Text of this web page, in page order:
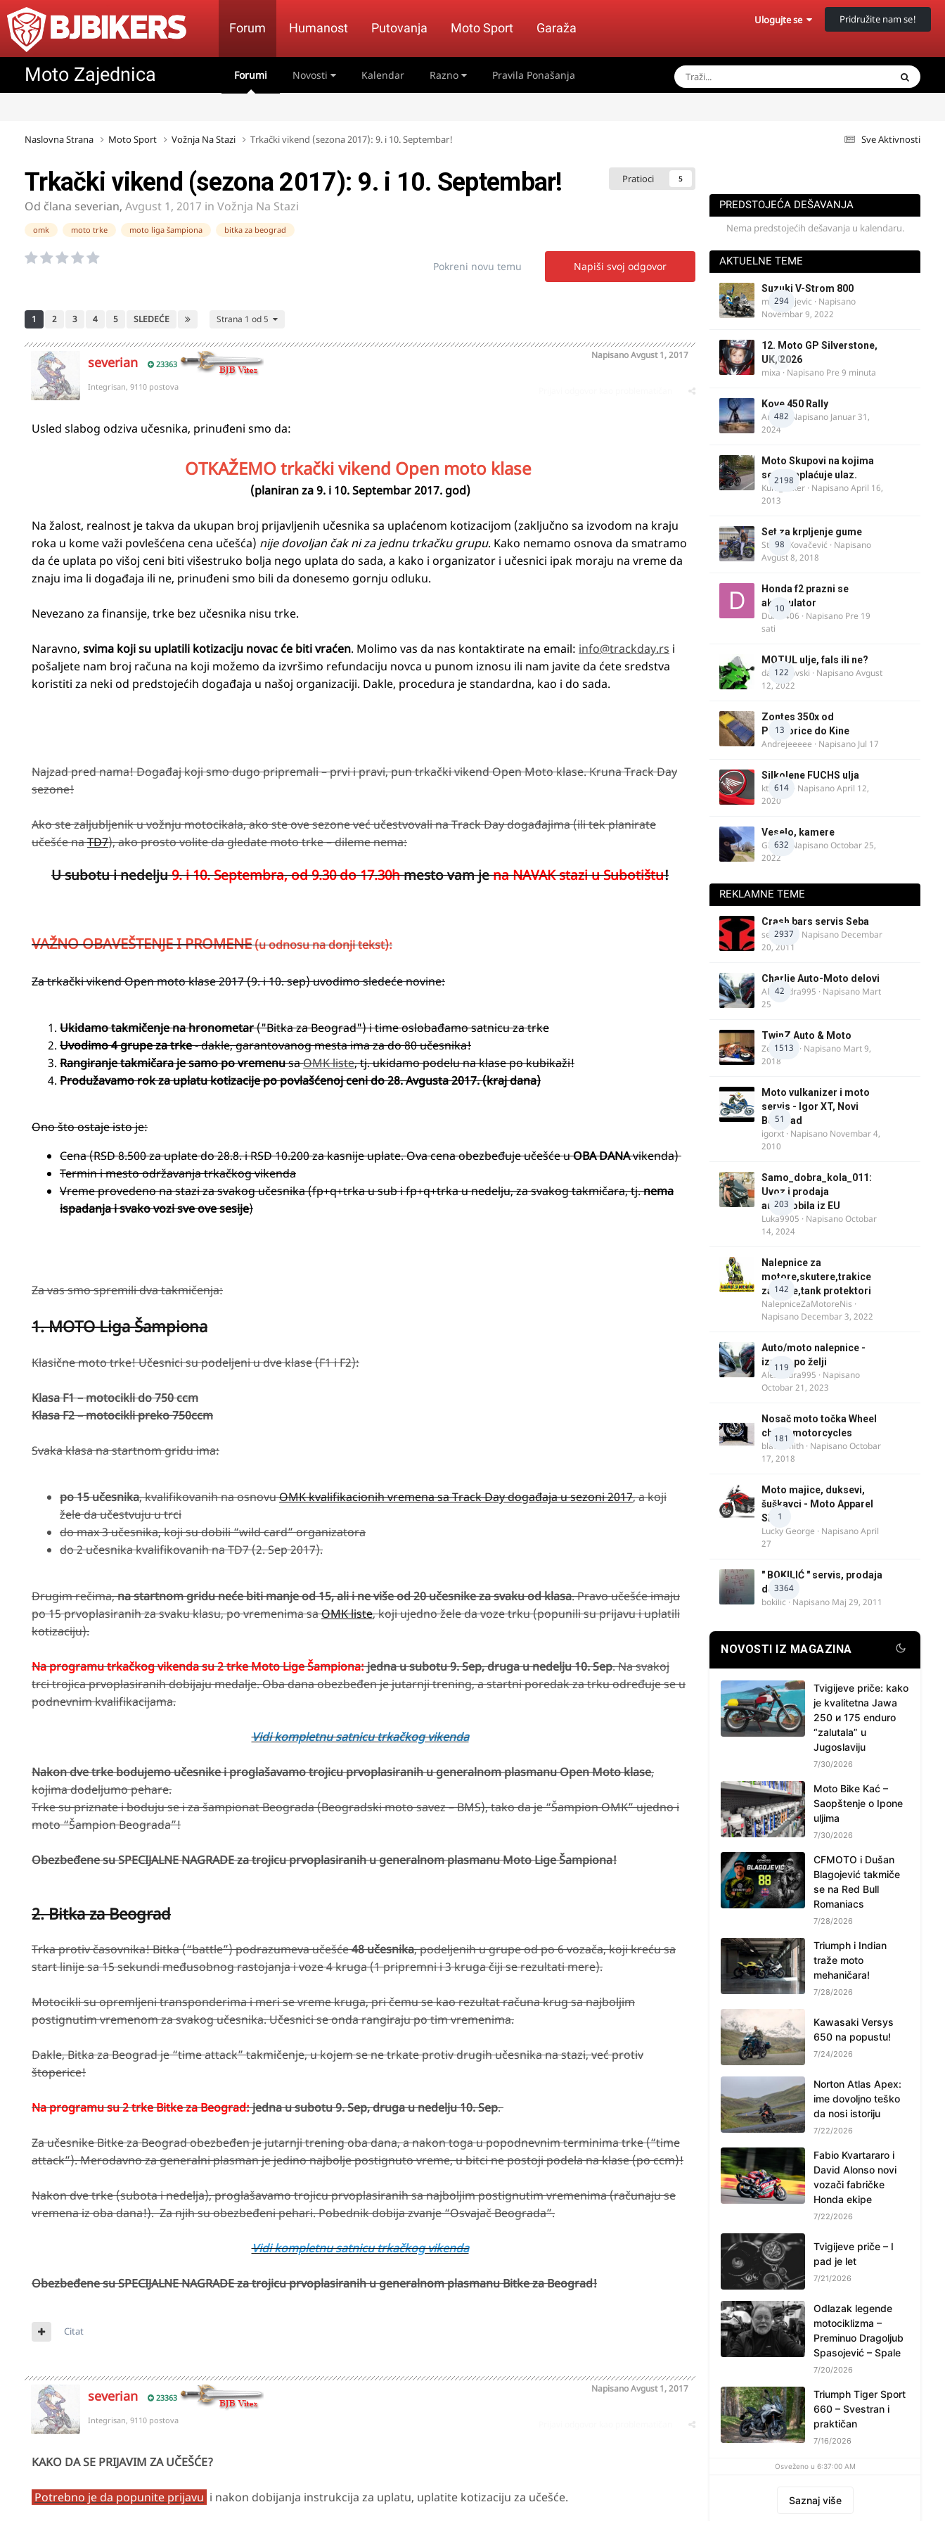
Forum Humanost Putovanja Moto Sport Garaža
Ulogujte se Pridružite nam se!
Moto Zajednica Forumi Novosti Kalendar Razno Pravila Ponašanja
Sve Aktivnosti
Naslovna Strana Moto Sport Vožnja Na Stazi Trkački vikend (sezona 2017): 9. i 10. Septembar!
Pratioci 5
Trkački vikend (sezona 2017): 9. i 10. Septembar!
Od člana severian, Avgust 1, 2017 in Vožnja Na Stazi
omk moto trke moto liga šampiona bitka za beograd
Napiši svoj odgovor
Pokreni novu temu
1 2 3 4 5 SLEDEĆE Strana 1 od 5
severian 23363
NapisanoAvgust 1, 2017
Integrisan, 9110 postova
Usled slabog odziva učesnika, prinuđeni smo da:
OTKAŽEMO trkački vikend Open moto klase
(planiran za 9. i 10. Septembar 2017. god)
Na žalost, realnost je takva da ukupan broj prijavljenih učesnika sa uplaćenom kotizacijom (zaključno sa izvodom na kraju
roka u kome važi povlešćena cena učešća) nije dovoljan čak ni za jednu trkačku grupu. Kako nemamo osnova da smatramo
da će uplata po višoj ceni biti višestruko bolja nego uplata do sada, a kako i organizator i učesnici ipak moraju na vreme da
znaju ima li događaja ili ne, prinuđeni smo bili da donesemo gornju odluku.
Nevezano za finansije, trke bez učesnika nisu trke.
Naravno, svima koji su uplatili kotizaciju novac će biti vraćen. Molimo vas da nas kontaktirate na email: info@trackday.rs i
pošaljete nam broj računa na koji možemo da izvršimo refundaciju novca u punom iznosu ili nam javite da ćete sredstva
koristiti za neki od predstojećih događaja u našoj organizaciji. Dakle, procedura je standardna, kao i do sada.
Najzad pred nama! Događaj koji smo dugo pripremali – prvi i pravi, pun trkački vikend Open Moto klase. Kruna Track Day
sezone!
Ako ste zaljubljenik u vožnju motocikala, ako ste ove sezone već učestvovali na Track Day događajima (ili tek planirate
učešće naTD7), ako prosto volite da gledate moto trke – dileme nema:
U subotu i nedelju9. i 10. Septembra, od 9.30 do 17.30hmesto vam jena NAVAK stazi u Subotištu!
VAŽNO OBAVEŠTENJE I PROMENE(u odnosu na donji tekst):
Za trkački vikend Open moto klase 2017 (9. i 10. sep) uvodimo sledeće novine:
Ukidamo takmičenje na hronometar("Bitka za Beograd") i time oslobađamo satnicu za trke
Uvodimo 4 grupe za trke- dakle, garantovanog mesta ima za do 80 učesnika!
Rangiranje takmičara je samo po vremenusaOMK liste, tj. ukidamo podelu na klase po kubikaži!
Produžavamo rok za uplatu kotizacije po povlašćenoj ceni do 28. Avgusta 2017. (kraj dana)
Ono što ostaje isto je:
Cena (RSD 8.500 za uplate do 28.8. i RSD 10.200 za kasnije uplate. Ova cena obezbeđuje učešće uOBA DANAvikenda)
Termin i mesto održavanja trkačkog vikenda
Vreme provedeno na stazi za svakog učesnika (fp+q+trka u sub i fp+q+trka u nedelju, za svakog takmičara, tj.nema
ispadanja i svako vozi sve ove sesije)
Za vas smo spremili dva takmičenja:
1. MOTO Liga Šampiona
Klasične moto trke! Učesnici su podeljeni u dve klase (F1 i F2):
Klasa F1 – motocikli do 750 ccm
Klasa F2 – motocikli preko 750ccm
Svaka klasa na startnom gridu ima:
po 15 učesnika, kvalifikovanih na osnovuOMK kvalifikacionih vremena sa Track Day događaja u sezoni 2017, a koji
žele da učestvuju u trci
do max 3 učesnika, koji su dobili “wild card” organizatora
do 2 učesnika kvalifikovanih na TD7 (2. Sep 2017).
Drugim rečima,na startnom gridu neće biti manje od 15, ali i ne više od 20 učesnike za svaku od klasa. Pravo učešće imaju
po 15 prvoplasiranih za svaku klasu, po vremenima saOMK liste, koji ujedno žele da voze trku (popunili su prijavu i uplatili
kotizaciju).
Na programu trkačkog vikenda su 2 trke Moto Lige Šampiona:jedna u subotu 9. Sep, druga u nedelju 10. Sep. Na svakoj
trci trojica prvoplasiranih dobijaju medalje. Oba dana obezbeđen je jutarnji trening, a startni poredak za trku određuje se u
podnevnim kvalifikacijama.
Vidi kompletnu satnicu trkačkog vikenda
Nakon dve trke bodujemo učesnike i proglašavamo trojicu prvoplasiranih u generalnom plasmanu Open Moto klase,
kojima dodeljumo pehare.
Trke su priznate i boduju se i za šampionat Beograda (Beogradski moto savez – BMS), tako da je “Šampion OMK” ujedno i
moto “Šampion Beograda”!
Obezbeđene su SPECIJALNE NAGRADE za trojicu prvoplasiranih u generalnom plasmanu Moto Lige Šampiona!
2. Bitka za Beograd
Trka protiv časovnika! Bitka (“battle”) podrazumeva učešće48 učesnika, podeljenih u grupe od po 6 vozača, koji kreću sa
start linije sa 15 sekundi međusobnog rastojanja i voze 4 kruga (1 pripremni i 3 kruga čiji se rezultati mere).
Motocikli su opremljeni transponderima i meri se vreme kruga, pri čemu se kao rezultat računa krug sa najboljim
postignutim vremenom za svakog učesnika. Učesnici se onda rangiraju po tim vremenima.
Dakle, Bitka za Beograd je “time attack” takmičenje, u kojem se ne trkate protiv drugih učesnika na stazi, već protiv
štoperice!
Na programu su 2 trke Bitke za Beograd:jedna u subotu 9. Sep, druga u nedelju 10. Sep.
Za učesnike Bitke za Beograd obezbeđen je jutarnji trening oba dana, a nakon toga u popodnevnim terminima trke (“time
attack”). Merodavno za generalni plasman je jedino najbolje postignuto vreme, u bitci ne postoji podela na klase (po ccm)!
Nakon dve trke (subota i nedelja), proglašavamo trojicu prvoplasiranih sa najboljim postignutim vremenima (računaju se
vremena iz oba dana!). Za njih su obezbeđeni pehari. Pobednik dobija zvanje “Osvajač Beograda”.
Vidi kompletnu satnicu trkačkog vikenda
Obezbeđene su SPECIJALNE NAGRADE za trojicu prvoplasiranih u generalnom plasmanu Bitke za Beograd!
Citat
severian 23363
NapisanoAvgust 1, 2017
Integrisan, 9110 postova
KAKO DA SE PRIJAVIM ZA UČEŠĆE?
Potrebno je da popunite prijavu i nakon dobijanja instrukcija za uplatu, uplatite kotizaciju za učešće.
PREDSTOJEĆA DEŠAVANJA
Nema predstojećih dešavanja u kalendaru.
AKTUELNE TEME
294
Suzuki V-Strom 800
m.milivojevic · Napisano
Novembar 9, 2022
0
12. Moto GP Silverstone,
UK, 2026
mixa · Napisano Pre 9 minuta
482
Kove 450 Rally
AnteK· Napisano Januar 31,
2024
2198
Moto Skupovi na kojima
se ne naplaćuje ulaz.
Kum_Mixer · NapisanoApril 16,
2013
98
Set za krpljenje gume
Stefan Kovačević · Napisano
Avgust 8, 2018
10
Honda f2 prazni se
akomulator
Dule1406 · Napisano Pre 19
sati
122
MOTUL ulje, fals ili ne?
dalipopovski · NapisanoAvgust
12, 2022
13
Zontes 350x od
Podgorice do Kine
Andrejeeeee · Napisano Jul 17
614
Silkolene FUCHS ulja
ktm600 · NapisanoApril 12,
2020
632
Veselo, kamere
GR 46· NapisanoOctobar 25,
2022
REKLAMNE TEME
2937
Crash bars servis Seba
seba011 · Napisano Decembar
20, 2011
42
Charlie Auto-Moto delovi
Alexandra995 · Napisano Mart
25
1513
TwinZ Auto & Moto
Zeljkamp · Napisano Mart 9,
2018
51
Moto vulkanizer i moto
servis - Igor XT, Novi
Beograd
igorxt · Napisano Novembar 4,
2010
203
Samo_dobra_kola_011:
Uvoz i prodaja
automobila iz EU
Luka9905 · NapisanoOctobar
14, 2024
142
Nalepnice za
motore,skutere,trakice
za felne,tank protektori
NalepniceZaMotoreNis ·
Napisano Decembar 3, 2022
119
Auto/moto nalepnice -
izrada po želji
Alexandra995 · Napisano
Octobar 21, 2023
181
Nosač moto točka Wheel
chock motorcycles
blacksmith · NapisanoOctobar
17, 2018
1
Moto majice, duksevi,
šuškavci - Moto Apparel
SRB
Lucky George · NapisanoApril
27
3364
" BOKILIĆ " servis, prodaja
delova
bokilic · Napisano Maj 29, 2011
NOVOSTI IZ MAGAZINA
Tvigijeve priče: kako
je kvalitetna Jawa
250 и 175 enduro
“zalutala” u
Jugoslaviju
7/30/2026
Moto Bike Kać –
Saopštenje o Ipone
uljima
7/30/2026
CFMOTO i Dušan
Blagojević takmiče
se na Red Bull
Romaniacs
7/28/2026
Triumph i Indian
traže moto
mehaničara!
7/28/2026
Kawasaki Versys
650 na popustu!
7/24/2026
Norton Atlas Apex:
ime dovoljno teško
da nosi istoriju
7/22/2026
Fabio Kvartararo i
David Alonso novi
vozači fabričke
Honda ekipe
7/22/2026
Tvigijeve priče – I
pad je let
7/21/2026
Odlazak legende
motociklizma –
Preminuo Dragoljub
Spasojević – Spale
7/20/2026
Triumph Tiger Sport
660 – Svestran i
praktičan
7/16/2026
Osveženo u 6:37:00 AM
Saznaj više